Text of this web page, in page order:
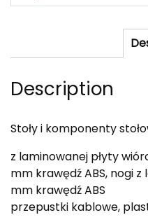
Description
Stoły i komponenty
z laminowanej płyty
mm krawędź ABS, nogi z
mm krawędź ABS
przepustki kablowe,